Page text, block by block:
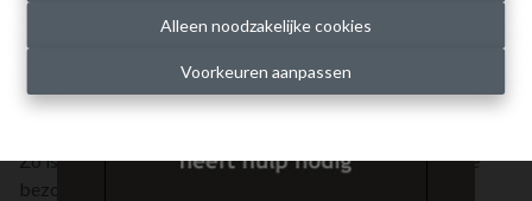
Alleen noodzakelijke cookies
Voorkeuren aanpassen
verzamelen over het gebruik dat bezoekers maken van onze
website met de bedoeling de inhoud van onze website te
verbeteren, meer aan te passen aan de wensen van bezoekers
en om het gebruikersgemak van onze website te vergroten.
Zo is er bijvoorbeeld een cookie die ons het aantal unieke
bezoekers helpt tellen en een cookie die bijhoudt welke